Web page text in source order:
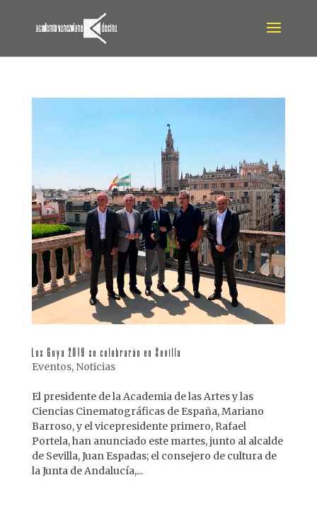
Los Goya 2019 se celebrarán en Sevilla
Eventos, Noticias
El presidente de la Academia de las Artes y las
Ciencias Cinematográficas de España, Mariano
Barroso, y el vicepresidente primero, Rafael
Portela, han anunciado este martes, junto al alcalde
de Sevilla, Juan Espadas; el consejero de cultura de
la Junta de Andalucía,...